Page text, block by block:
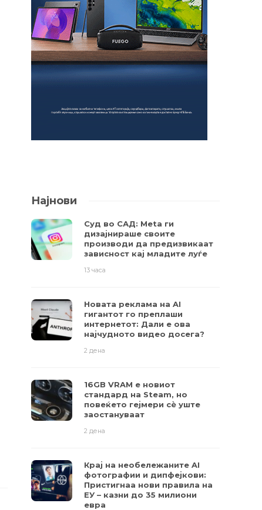
Најнови
Суд во САД: Meta ги
дизајнираше своите
производи да предизвикаат
зависност кај младите луѓе
13 часа
Новата реклама на AI
гигантот го преплаши
интернетот: Дали е ова
најчудното видео досега?
2 дена
16GB VRAM е новиот
стандард на Steam, но
повеќето гејмери ​​сè уште
заостануваат
2 дена
Крај на необележаните AI
фотографии и дипфејкови:
Пристигнаа нови правила на
ЕУ – казни до 35 милиони
евра